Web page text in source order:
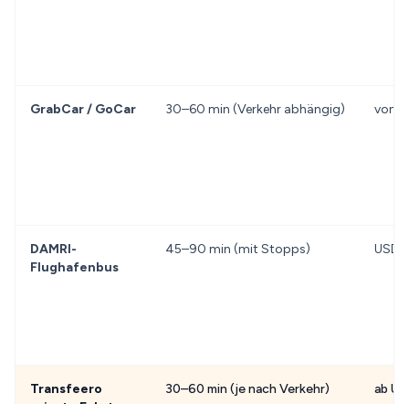
GrabCar / GoCar 30–60 min (Verkehr abhängig) von
DAMRI-
Flughafenbus
45–90 min (mit Stopps) USD
Transfeero
30–60 min (je nach Verkehr) ab